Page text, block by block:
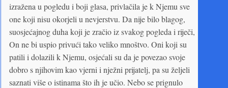
izražena u pogledu i boji glasa, privlačila je k Njemu sve
one koji nisu okorjeli u nevjerstvu. Da nije bilo blagog,
suosjećajnog duha koji je zračio iz svakog pogleda i riječi,
On ne bi uspio privući tako veliko mnoštvo. Oni koji su
patili i dolazili k Njemu, osjećali su da je povezao svoje
dobro s njihovim kao vjerni i nježni prijatelj, pa su željeli
saznati više o istinama što ih je učio. Nebo se prignulo